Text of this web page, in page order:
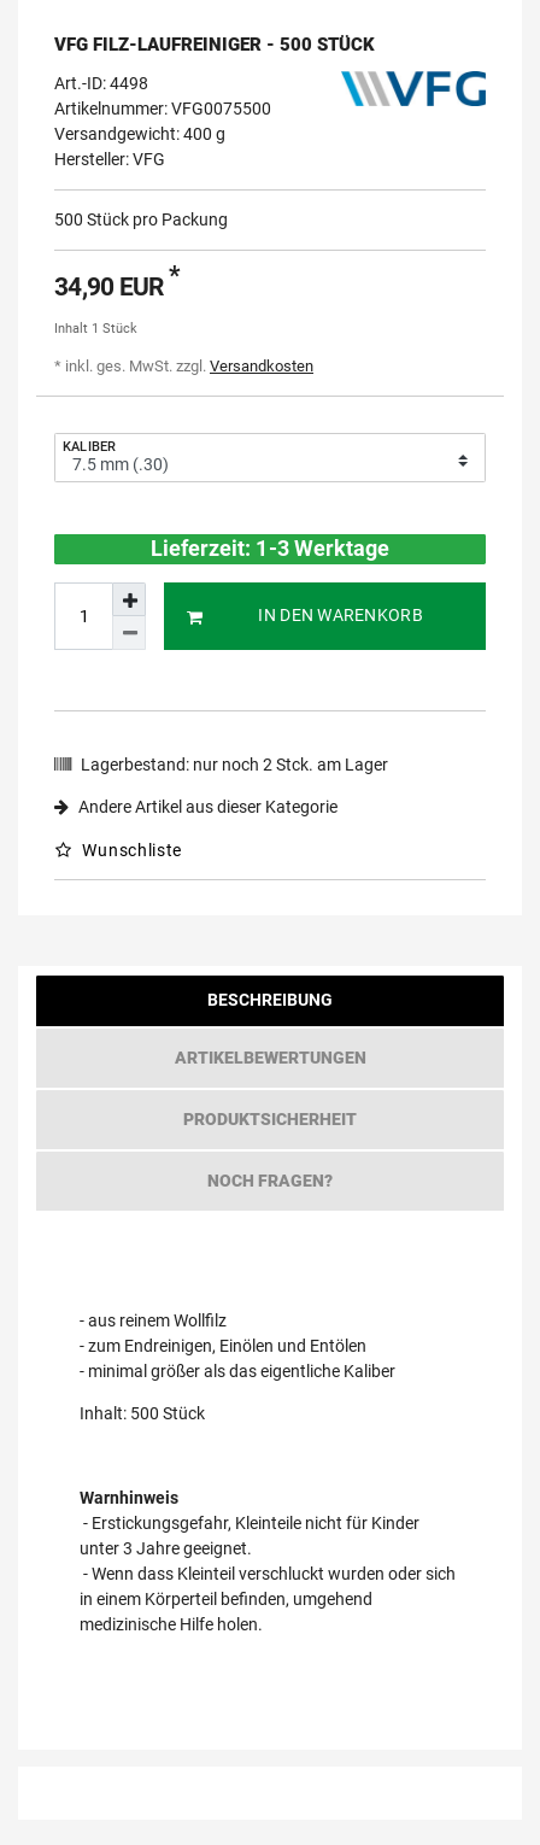
VFG FILZ-LAUFREINIGER - 500 STÜCK
Art.-ID:4498
Artikelnummer: VFG0075500
Versandgewicht: 400 g
Hersteller:VFG
500 Stück pro Packung
34,90 EUR*
Inhalt 1 Stück
* inkl. ges. MwSt. zzgl. Versandkosten
KALIBER
Lieferzeit: 1-3 Werktage
IN DEN WARENKORB
Lagerbestand: nur noch 2 Stck. am Lager
Andere Artikel aus dieser Kategorie
Wunschliste
BESCHREIBUNG
ARTIKELBEWERTUNGEN
PRODUKTSICHERHEIT
NOCH FRAGEN?
- aus reinem Wollfilz
- zum Endreinigen, Einölen und Entölen
- minimal größer als das eigentliche Kaliber
Inhalt: 500 Stück
Warnhinweis
- Erstickungsgefahr, Kleinteile nicht für Kinder
unter 3 Jahre geeignet.
- Wenn dass Kleinteil verschluckt wurden oder sich
in einem Körperteil befinden, umgehend
medizinische Hilfe holen.